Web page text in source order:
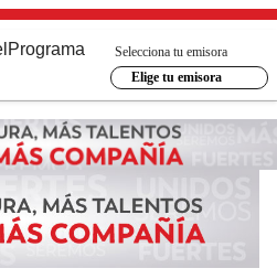
Programa
Selecciona tu emisora
Elige tu emisora